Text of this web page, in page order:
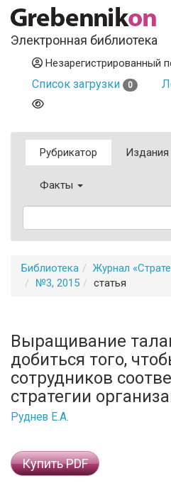
Электронная библиотека
Незарегистрированный
Список загрузки 0
Рубрикатор Издания
Факты
Библиотека
Журнал
№3, 2015
статья
Выращивание
добиться того,
сотрудников
стратегии
Руднев Е.А.
Купить PDF